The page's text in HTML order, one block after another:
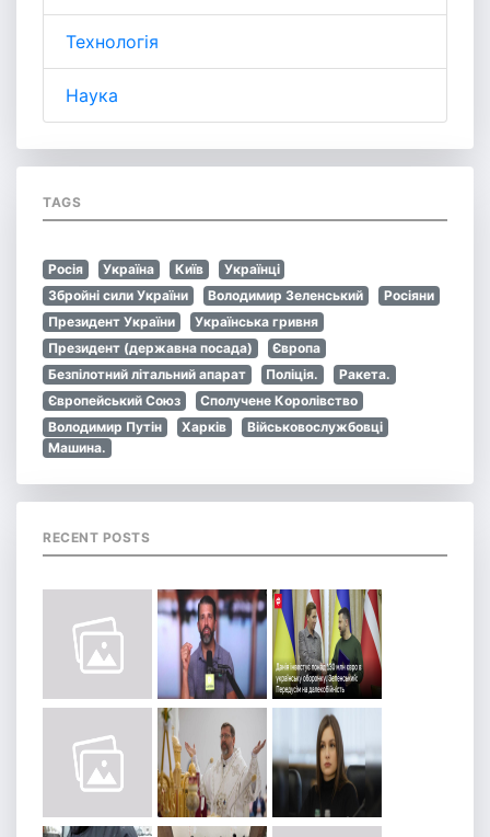
Технологія
Наука
TAGS
Росія Україна Київ
Українці
Збройні сили України
Володимир Зеленський
Росіяни
Президент України
Українська гривня
Президент (державна посада)
Європа
Безпілотний літальний апарат
Поліція.
Ракета.
Європейський Союз
Сполучене Королівство
Володимир Путін
Харків
Військовослужбовці
Машина.
RECENT POSTS